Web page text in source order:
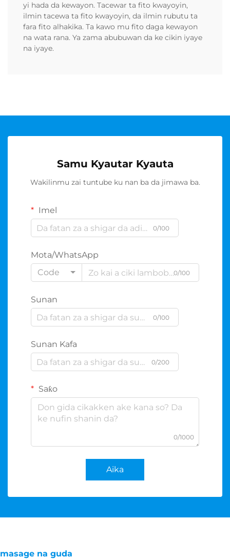
yi hada da kewayon. Tacewar ta fito kwayoyin,
ilmin tacewa ta fito kwayoyin, da ilmin rubutu ta
fara fito alhakika. Ta kawo mu fito daga kewayon
na wata rana. Ya zama abubuwan da ke cikin iyaye
na iyaye.
Samu Kyautar Kyauta
Wakilinmu zai tuntube ku nan ba da jimawa ba.
Imel
0/100
Mota/WhatsApp
Code
0/100
Sunan
0/100
Sunan Kafa
0/200
Saƙo
0/1000
Aika
masage na guda